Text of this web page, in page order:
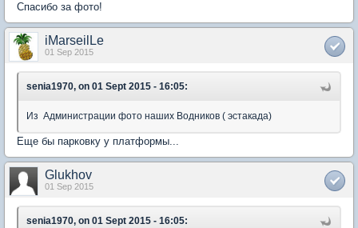
Спасибо за фото!
iMarseilLe
01 Sep 2015
senia1970, on 01 Sept 2015 - 16:05:
Из Администрации фото наших Водников ( эстакада)
Еще бы парковку у платформы...
Glukhov
01 Sep 2015
senia1970, on 01 Sept 2015 - 16:05: